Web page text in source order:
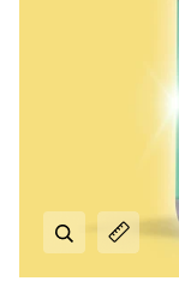
放大
放大